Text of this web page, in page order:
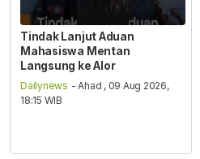
Tindak Lanjut Aduan
Mahasiswa Mentan
Langsung ke Alor
Dailynews - Ahad , 09 Aug 2026,
18:15 WIB